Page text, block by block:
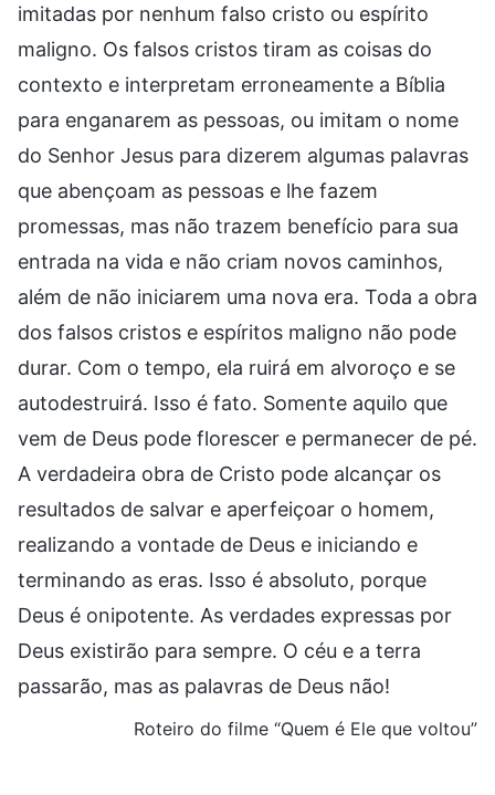
imitadas por nenhum falso cristo ou espírito
maligno. Os falsos cristos tiram as coisas do
contexto e interpretam erroneamente a Bíblia
para enganarem as pessoas, ou imitam o nome
do Senhor Jesus para dizerem algumas palavras
que abençoam as pessoas e lhe fazem
promessas, mas não trazem benefício para sua
entrada na vida e não criam novos caminhos,
além de não iniciarem uma nova era. Toda a obra
dos falsos cristos e espíritos maligno não pode
durar. Com o tempo, ela ruirá em alvoroço e se
autodestruirá. Isso é fato. Somente aquilo que
vem de Deus pode florescer e permanecer de pé.
A verdadeira obra de Cristo pode alcançar os
resultados de salvar e aperfeiçoar o homem,
realizando a vontade de Deus e iniciando e
terminando as eras. Isso é absoluto, porque
Deus é onipotente. As verdades expressas por
Deus existirão para sempre. O céu e a terra
passarão, mas as palavras de Deus não!
Roteiro do filme “Quem é Ele que voltou”